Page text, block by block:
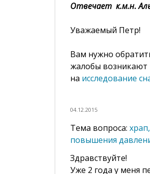
Отвечает к.м.н.
Уважаемый Петр!
Вам нужно
жалобы возникают
на исследование
04.12.2015
повышения
Здравствуйте!
Уже 2 года у меня